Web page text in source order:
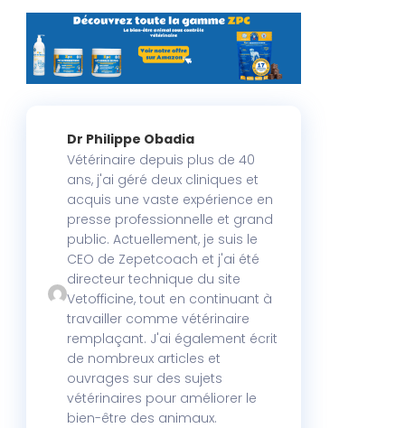
Dr Philippe Obadia
Vétérinaire depuis plus de 40
ans, j'ai géré deux cliniques et
acquis une vaste expérience en
presse professionnelle et grand
public. Actuellement, je suis le
CEO de Zepetcoach et j'ai été
directeur technique du site
Vetofficine, tout en continuant à
travailler comme vétérinaire
remplaçant. J'ai également écrit
de nombreux articles et
ouvrages sur des sujets
vétérinaires pour améliorer le
bien-être des animaux.